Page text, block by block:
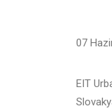
07
EIT